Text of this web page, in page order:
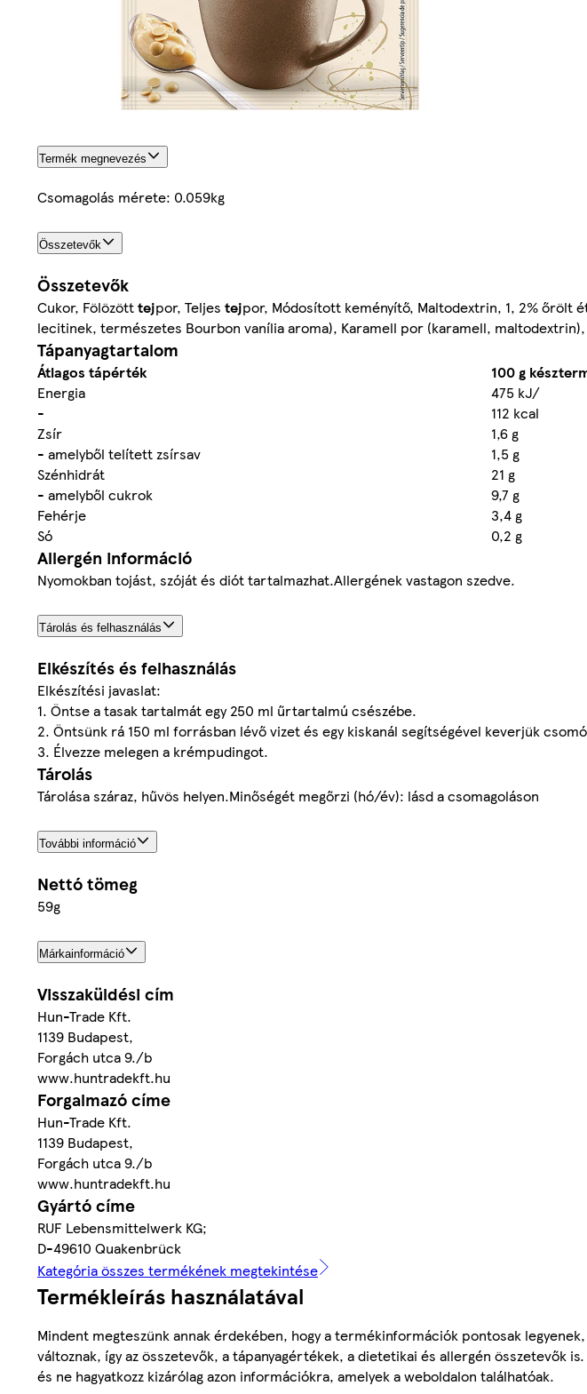
Termék megnevezés
Csomagolás mérete: 0.059kg
Összetevők
Összetevők
Cukor, Fölözötttejpor, Teljes tejpor, Módosított keményítő, Maltodextrin, 1, 2% őrölt
lecitinek, természetes Bourbon vanília aroma), Karamell por (karamell,
Tápanyagtartalom
Átlagos tápérték
100 g
Energia
475 kJ/
-
112 kcal
Zsír
1,6 g
- amelyből telített zsírsav
1,5 g
Szénhidrát
21 g
- amelyből cukrok
9,7 g
Fehérje
3,4 g
Só
0,2 g
Allergén információ
Nyomokban tojást, szóját és diót tartalmazhat.Allergének vastagon szedve.
Tárolás és felhasználás
Elkészítés és felhasználás
Elkészítési javaslat:
1. Öntse a tasak tartalmát egy 250 ml űrtartalmú csészébe.
2. Öntsünk rá 150 ml forrásban lévő vizet és egy kiskanál segítségével keverjük
3. Élvezze melegen a krémpudingot.
Tárolás
Tárolása száraz, hűvös helyen.Minőségét megőrzi (hó/év): lásd a csomagoláson
További információ
Nettó tömeg
59g
Márkainformáció
Visszaküldési cím
Hun-Trade Kft.
1139 Budapest,
Forgách utca 9./b
www.huntradekft.hu
Forgalmazó címe
Hun-Trade Kft.
1139 Budapest,
Forgách utca 9./b
www.huntradekft.hu
Gyártó címe
RUF Lebensmittelwerk KG;
D-49610 Quakenbrück
Kategória összes termékének megtekintése
Termékleírás használatával
Mindent megteszünk annak érdekében, hogy a termékinformációk pontosak
változnak, így az összetevők, a tápanyagértékek, a dietetikai és allergén összetevők
és ne hagyatkozz kizárólag azon információkra, amelyek a weboldalon találhatóak.